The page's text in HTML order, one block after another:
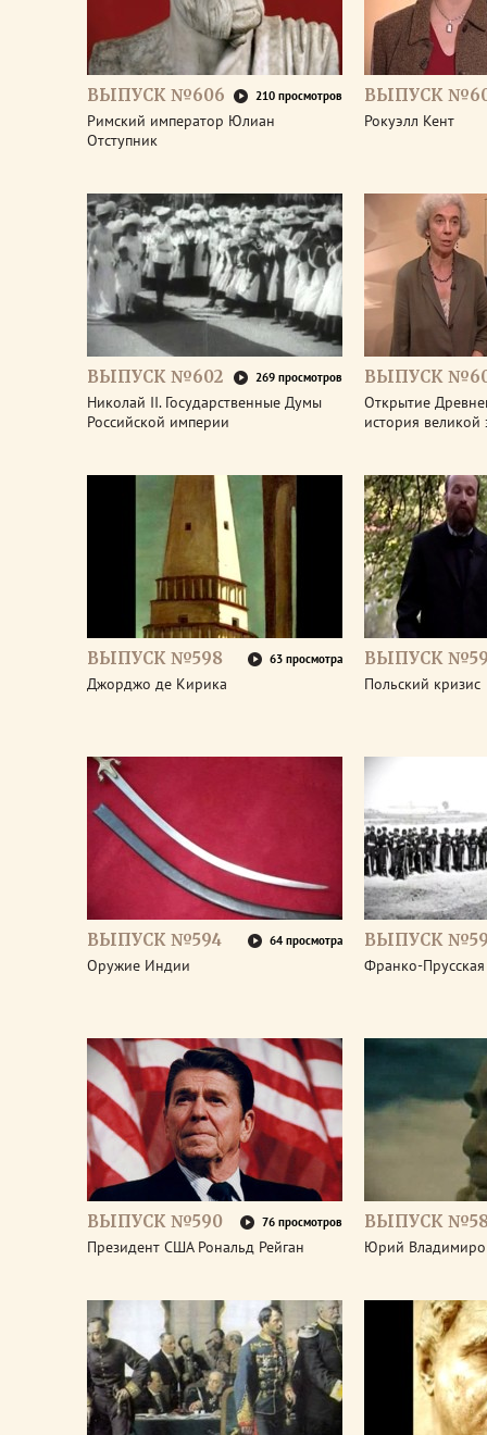
ВЫПУСК №606 210 просмотров
Римский император Юлиан
Отступник
ВЫПУСК
Рокуэлл Кент
ВЫПУСК №602 269 просмотров
Николай II. Государственные Думы
Российской империи
ВЫПУСК
Открытие
история великой
ВЫПУСК №598 63 просмотра
Джорджо де Кирика
ВЫПУСК
Польский кризис
ВЫПУСК №594 64 просмотра
Оружие Индии
ВЫПУСК
Франко-
ВЫПУСК №590 76 просмотров
Президент США Рональд Рейган
ВЫПУСК
Юрий